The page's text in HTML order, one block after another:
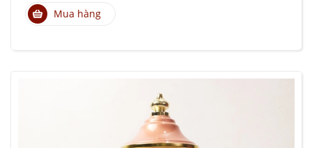
Mua hàng